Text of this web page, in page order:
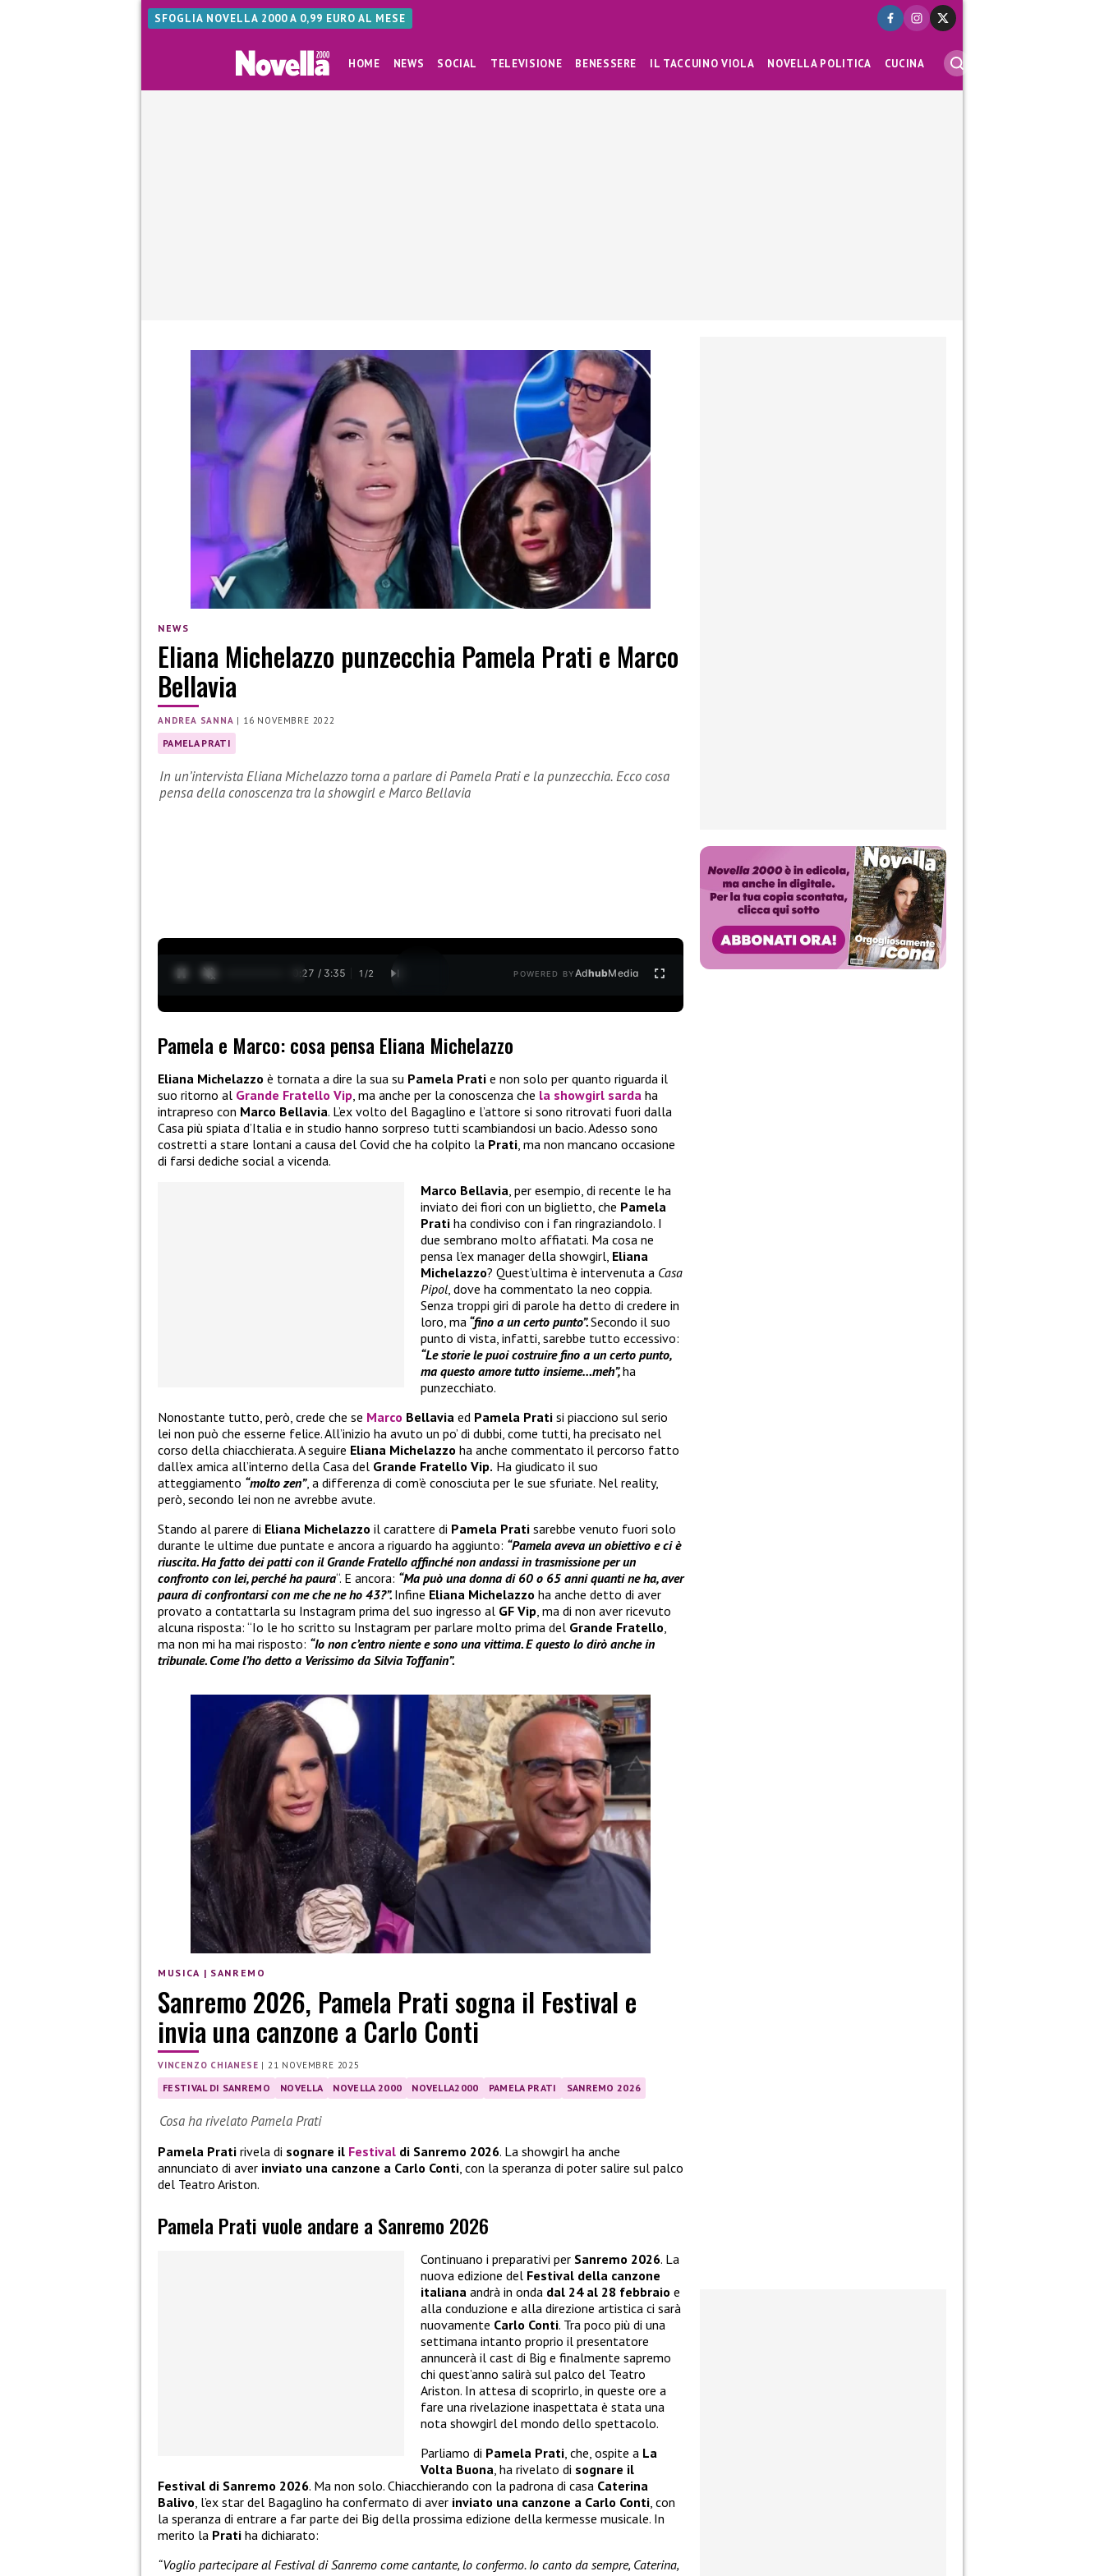
SFOGLIA NOVELLA 2000 A 0,99 EURO AL MESE
HOME NEWS SOCIAL TELEVISIONE BENESSERE IL TACCUINO VIOLA NOVELLA POLITICA CUCINA
NEWS
Eliana Michelazzo punzecchia Pamela Prati e Marco
Bellavia
ANDREA SANNA | 16 NOVEMBRE 2022
PAMELA PRATI
In un’intervista Eliana Michelazzo torna a parlare di Pamela Prati e la punzecchia. Ecco cosa
pensa della conoscenza tra la showgirl e Marco Bellavia
0:28 / 3:35 1 /2 POWERED BYAdhubMedia
Pamela e Marco: cosa pensa Eliana Michelazzo
Eliana Michelazzo è tornata a dire la sua su Pamela Prati e non solo per quanto riguarda il
suo ritorno al Grande Fratello Vip, ma anche per la conoscenza che la showgirl sarda ha
intrapreso con Marco Bellavia. L’ex volto del Bagaglino e l’attore si sono ritrovati fuori dalla
Casa più spiata d’Italia e in studio hanno sorpreso tutti scambiandosi un bacio. Adesso sono
costretti a stare lontani a causa del Covid che ha colpito la Prati, ma non mancano occasione
di farsi dediche social a vicenda.
Marco Bellavia, per esempio, di recente le ha
inviato dei fiori con un biglietto, che Pamela
Prati ha condiviso con i fan ringraziandolo. I
due sembrano molto affiatati. Ma cosa ne
pensa l’ex manager della showgirl, Eliana
Michelazzo? Quest’ultima è intervenuta a Casa
Pipol, dove ha commentato la neo coppia.
Senza troppi giri di parole ha detto di credere in
loro, ma “fino a un certo punto”.Secondo il suo
punto di vista, infatti, sarebbe tutto eccessivo:
“Le storie le puoi costruire fino a un certo punto,
ma questo amore tutto insieme…meh”,ha
punzecchiato.
Nonostante tutto, però, crede che se Marco Bellavia ed Pamela Prati si piacciono sul serio
lei non può che esserne felice. All’inizio ha avuto un po’ di dubbi, come tutti, ha precisato nel
corso della chiacchierata. A seguire Eliana Michelazzo ha anche commentato il percorso fatto
dall’ex amica all’interno della Casa del Grande Fratello Vip. Ha giudicato il suo
atteggiamento “molto zen”, a differenza di com’è conosciuta per le sue sfuriate. Nel reality,
però, secondo lei non ne avrebbe avute.
Stando al parere di Eliana Michelazzo il carattere di Pamela Prati sarebbe venuto fuori solo
durante le ultime due puntate e ancora a riguardo ha aggiunto: “Pamela aveva un obiettivo e ci è
riuscita. Ha fatto dei patti con il Grande Fratello affinché non andassi in trasmissione per un
confronto con lei, perché ha paura“. E ancora: “Ma può una donna di 60 o 65 anni quanti ne ha, aver
paura di confrontarsi con me che ne ho 43?”. Infine Eliana Michelazzo ha anche detto di aver
provato a contattarla su Instagram prima del suo ingresso al GF Vip, ma di non aver ricevuto
alcuna risposta: “Io le ho scritto su Instagram per parlare molto prima del Grande Fratello,
ma non mi ha mai risposto: “Io non c’entro niente e sono una vittima. E questo lo dirò anche in
tribunale. Come l’ho detto a Verissimo da Silvia Toffanin”.
MUSICA | SANREMO
Sanremo 2026, Pamela Prati sogna il Festival e
invia una canzone a Carlo Conti
VINCENZO CHIANESE |21 NOVEMBRE 2025
FESTIVAL DI SANREMO NOVELLA NOVELLA 2000 NOVELLA2000 PAMELA PRATI SANREMO 2026
Cosa ha rivelato Pamela Prati
Pamela Prati rivela di sognare il Festival di Sanremo 2026. La showgirl ha anche
annunciato di aver inviato una canzone a Carlo Conti, con la speranza di poter salire sul palco
del Teatro Ariston.
Pamela Prati vuole andare a Sanremo 2026
Continuano i preparativi per Sanremo 2026. La
nuova edizione del Festival della canzone
italiana andrà in onda dal 24 al 28 febbraio e
alla conduzione e alla direzione artistica ci sarà
nuovamente Carlo Conti. Tra poco più di una
settimana intanto proprio il presentatore
annuncerà il cast di Big e finalmente sapremo
chi quest’anno salirà sul palco del Teatro
Ariston. In attesa di scoprirlo, in queste ore a
fare una rivelazione inaspettata è stata una
nota showgirl del mondo dello spettacolo.
Parliamo di Pamela Prati, che, ospite a La
Volta Buona, ha rivelato di sognare il
Festival di Sanremo 2026. Ma non solo. Chiacchierando con la padrona di casa Caterina
Balivo, l’ex star del Bagaglino ha confermato di aver inviato una canzone a Carlo Conti, con
la speranza di entrare a far parte dei Big della prossima edizione della kermesse musicale. In
merito la Prati ha dichiarato:
“Voglio partecipare al Festival di Sanremo come cantante, lo confermo. Io canto da sempre, Caterina,